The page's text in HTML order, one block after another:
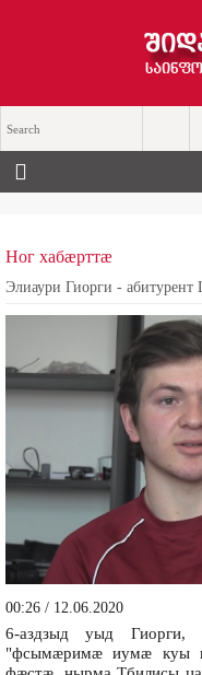
Ног хабæрттæ
Элиаури Гиорги -
00:26 / 12.06.2020
6-аздзыд уыд
"фсымæримæ иумæ куы